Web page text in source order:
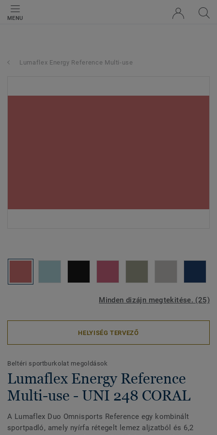
MENU
Lumaflex Energy Reference Multi-use
Minden dizájn megtekitése. (25)
HELYISÉG TERVEZŐ
Beltéri sportburkolat megoldások
Lumaflex Energy Reference
Multi-use - UNI 248 CORAL
A Lumaflex Duo Omnisports Reference egy kombinált
sportpadló, amely nyírfa rétegelt lemez aljzatból és 6,2